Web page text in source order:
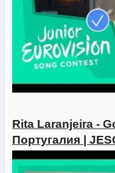
Rita Laranjeira -
Португалия |